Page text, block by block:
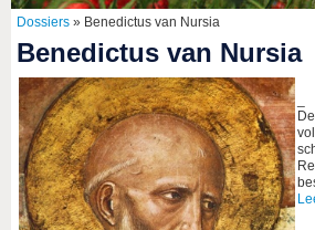
Dossiers » Benedictus van Nursia
Benedictus van Nursia